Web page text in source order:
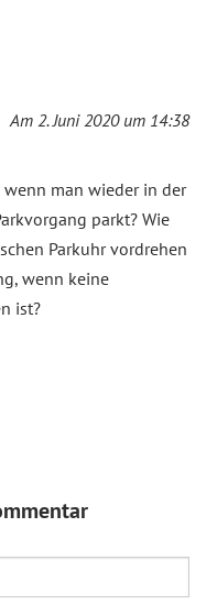
Am 2. Juni 2020 um 14:38
man wieder in der
parkt? Wie
Parkuhr vordrehen
wenn keine
ist?